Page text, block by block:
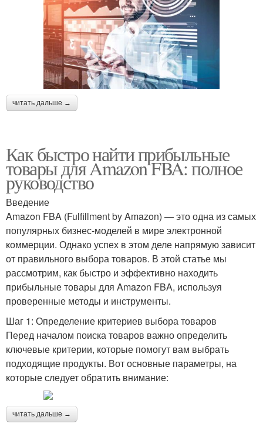
читать дальше →
Как быстро найти прибыльные
товары для Amazon FBA: полное
руководство
Введение
Amazon FBA (Fulfillment by Amazon) — это одна из самых
популярных бизнес-моделей в мире электронной
коммерции. Однако успех в этом деле напрямую зависит
от правильного выбора товаров. В этой статье мы
рассмотрим, как быстро и эффективно находить
прибыльные товары для Amazon FBA, используя
проверенные методы и инструменты.
Шаг 1: Определение критериев выбора товаров
Перед началом поиска товаров важно определить
ключевые критерии, которые помогут вам выбрать
подходящие продукты. Вот основные параметры, на
которые следует обратить внимание:
читать дальше →